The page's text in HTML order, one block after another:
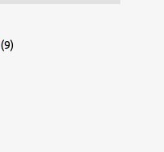
(9)